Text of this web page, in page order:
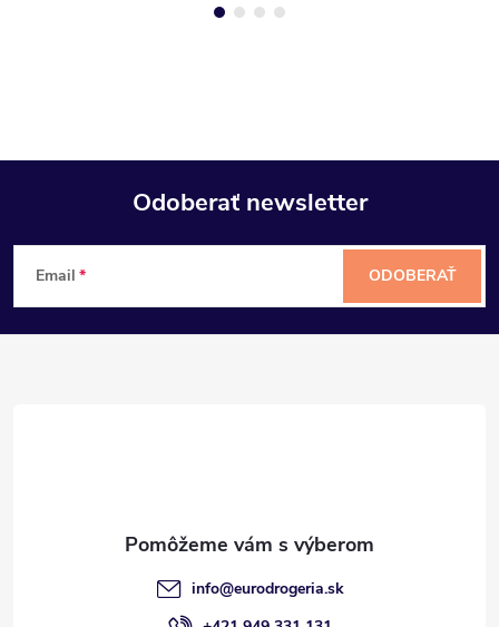
Z
á
Odoberať newsletter
Email ODOBERAŤ
info@eurodrogeria.sk